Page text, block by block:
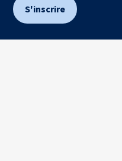
S'inscrire